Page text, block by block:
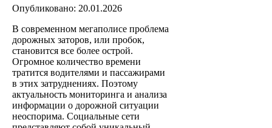
Опубликовано: 20.01.2026
В современном мегаполисе проблема
дорожных заторов, или пробок,
становится все более острой.
Огромное количество времени
тратится водителями и пассажирами
в этих затруднениях. Поэтому
актуальность мониторинга и анализа
информации о дорожной ситуации
неоспорима. Социальные сети